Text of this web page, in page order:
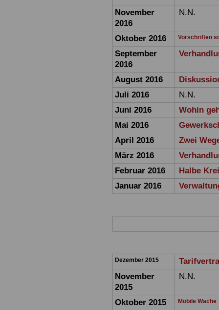
November
2016
N.N.
Oktober 2016 Vorschriften
September
2016
August 2016
Juli 2016
N.N.
Juni 2016
Wohin
Mai 2016
April 2016
Zwei
März 2016
Februar 2016
Halbe
Januar 2016
Dezember 2015
November
2015
N.N.
Oktober 2015 Mobile Wache